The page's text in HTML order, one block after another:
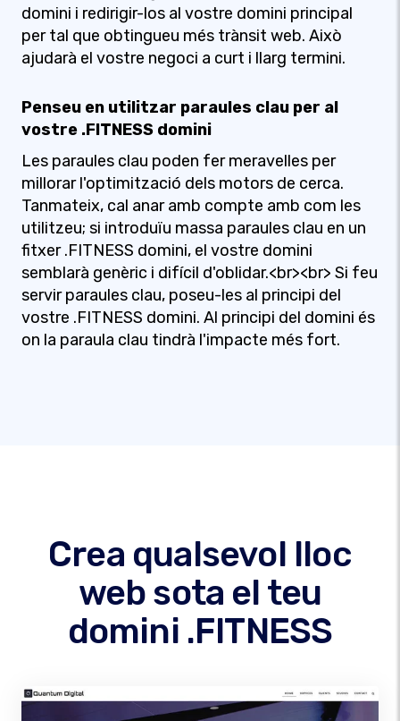
domini i redirigir-los al vostre domini principal
per tal que obtingueu més trànsit web. Això
ajudarà el vostre negoci a curt i llarg termini.
Penseu en utilitzar paraules clau per al
vostre .FITNESS domini
Les paraules clau poden fer meravelles per
millorar l'optimització dels motors de cerca.
Tanmateix, cal anar amb compte amb com les
utilitzeu; si introduïu massa paraules clau en un
fitxer .FITNESS domini, el vostre domini
semblarà genèric i difícil d'oblidar.<br><br> Si feu
servir paraules clau, poseu-les al principi del
vostre .FITNESS domini. Al principi del domini és
on la paraula clau tindrà l'impacte més fort.
Crea qualsevol lloc
web sota el teu
domini .FITNESS